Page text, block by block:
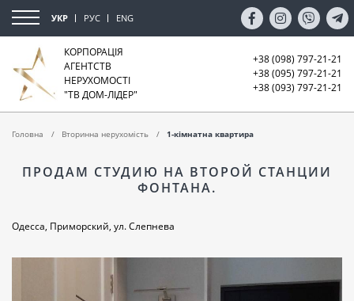
УКР РУС ENG
КОРПОРАЦІЯ
АГЕНТСТВ
НЕРУХОМОСТІ
"ТВ ДОМ-ЛІДЕР"
+38 (098) 797-21-21
+38 (095) 797-21-21
+38 (093) 797-21-21
Головна Вторинна нерухомість 1-кімнатна квартира
ПРОДАМ СТУДИЮ НА ВТОРОЙ СТАНЦИИ
ФОНТАНА.
Одесса, Приморский, ул. Слепнева